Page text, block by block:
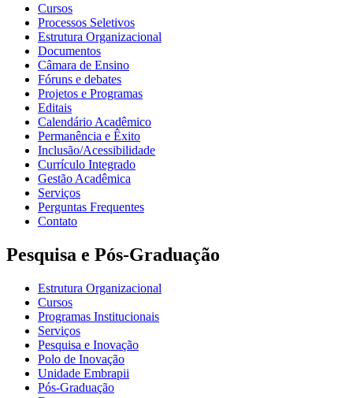
Cursos
Processos Seletivos
Estrutura Organizacional
Documentos
Câmara de Ensino
Fóruns e debates
Projetos e Programas
Editais
Calendário Acadêmico
Permanência e Êxito
Inclusão/Acessibilidade
Currículo Integrado
Gestão Acadêmica
Serviços
Perguntas Frequentes
Contato
Pesquisa e Pós-Graduação
Estrutura Organizacional
Cursos
Programas Institucionais
Serviços
Pesquisa e Inovação
Polo de Inovação
Unidade Embrapii
Pós-Graduação